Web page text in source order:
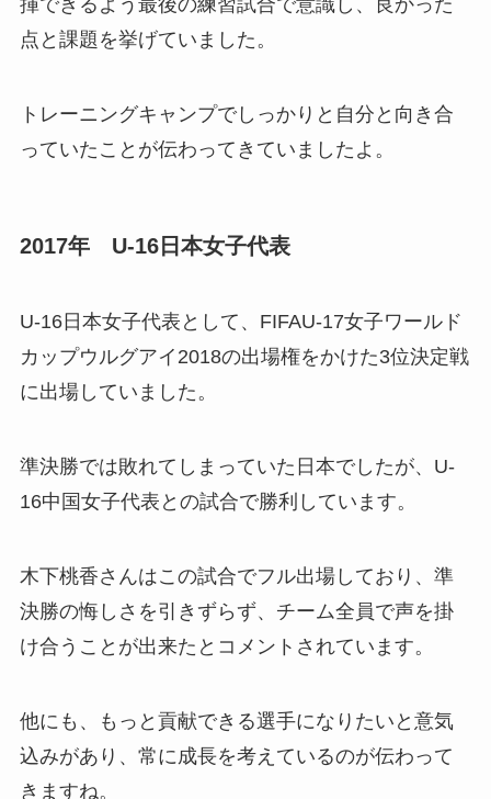
点と課題を挙げていました。
トレーニングキャンプでしっかりと自分と向き合
っていたことが伝わってきていましたよ。
2017年 U-16日本女子代表
U-16日本女子代表として、FIFAU-17女子ワールド
カップウルグアイ2018の出場権をかけた3位決定戦
に出場していました。
準決勝では敗れてしまっていた日本でしたが、U-
16中国女子代表との試合で勝利しています。
木下桃香さんはこの試合でフル出場しており、準
決勝の悔しさを引きずらず、チーム全員で声を掛
け合うことが出来たとコメントされています。
他にも、もっと貢献できる選手になりたいと意気
込みがあり、常に成長を考えているのが伝わって
きますね。